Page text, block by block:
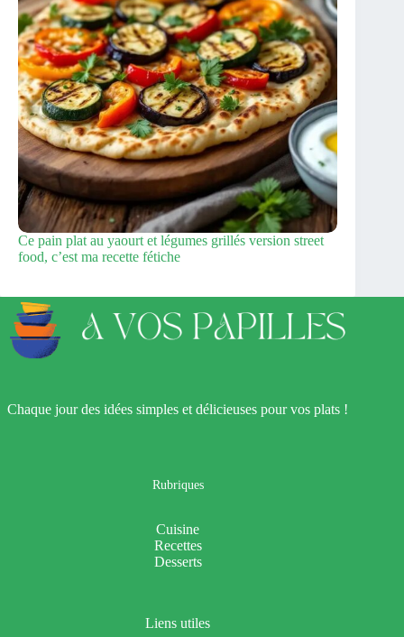
Ce pain plat au yaourt et légumes grillés version street
food, c’est ma recette fétiche
Chaque jour des idées simples et délicieuses pour vos plats !
Rubriques
Cuisine
Recettes
Desserts
Liens utiles